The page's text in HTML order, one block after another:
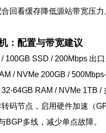
回看缓存降低源站带宽压力
：配置与带宽建议
100GB SSD / 200Mbps 出口
/ NVMe 200GB / 500Mbps-
64GB RAM / NVMe 1TB /
码节点，启用硬件加速（
BGP多线，减少单点故障。